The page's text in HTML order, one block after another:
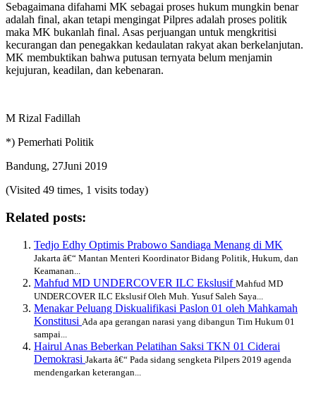
Sebagaimana difahami MK sebagai proses hukum mungkin benar
adalah final, akan tetapi mengingat Pilpres adalah proses politik
maka MK bukanlah final. Asas perjuangan untuk mengkritisi
kecurangan dan penegakkan kedaulatan rakyat akan berkelanjutan.
MK membuktikan bahwa putusan ternyata belum menjamin
kejujuran, keadilan, dan kebenaran.
M Rizal Fadillah
*) Pemerhati Politik
Bandung, 27Juni 2019
(Visited 49 times, 1 visits today)
Related posts:
Tedjo Edhy Optimis Prabowo Sandiaga Menang di MK
Jakarta â€“ Mantan Menteri Koordinator Bidang Politik, Hukum, dan
Keamanan...
Mahfud MD UNDERCOVER ILC Ekslusif Mahfud MD
UNDERCOVER ILC Ekslusif Oleh Muh. Yusuf Saleh Saya...
Menakar Peluang Diskualifikasi Paslon 01 oleh Mahkamah
Konstitusi Ada apa gerangan narasi yang dibangun Tim Hukum 01
sampai...
Hairul Anas Beberkan Pelatihan Saksi TKN 01 Ciderai
Demokrasi Jakarta â€“ Pada sidang sengketa Pilpers 2019 agenda
mendengarkan keterangan...